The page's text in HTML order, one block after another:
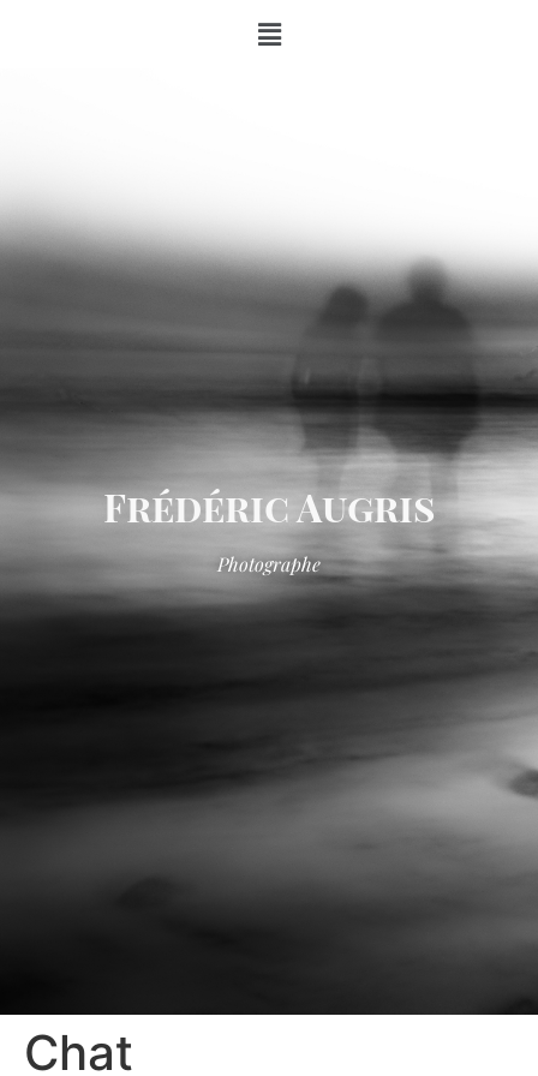
Frédéric Augris
Photographe
Chat